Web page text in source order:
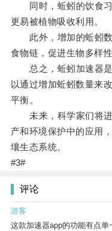
同时，蚯蚓的饮食习
更易被植物吸收利用。
此外，增加的蚯蚓数
食物链，促进生物多样性
总之，蚯蚓加速器是
以通过增加蚯蚓数量来
平衡。
未来，科学家们将进
产和环境保护中的应用
壤生态系统。
#3#
评论
游客
这款加速器app的功能有点